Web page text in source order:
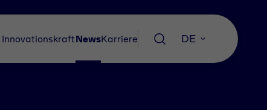
InnovationskraftNewsKarriere DE